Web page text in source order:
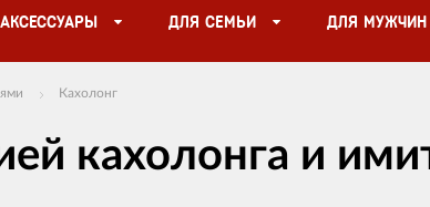
АКСЕССУАРЫ ДЛЯ СЕМЬИ ДЛЯ МУЖЧИН
Кахолонг
кахолонга и